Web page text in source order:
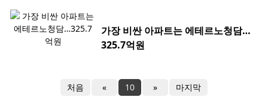
가장 비싼 아파트는 에테르노청담…
325.7억원
처음 « 10 » 마지막